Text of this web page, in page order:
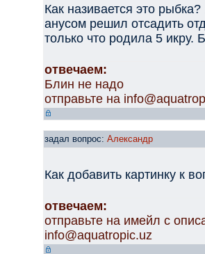
Как називается это
анусом решил отсадить
только что родила 5 икру.
отвечаем:
Блин не надо
отправьте на
задал вопрос: Александр
Как добавить картинку к
отвечаем:
отправьте на имейл с
info@aquatropic.uz